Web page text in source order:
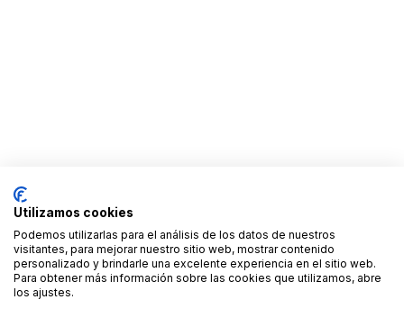
Utilizamos cookies
Podemos utilizarlas para el análisis de los datos de nuestros
visitantes, para mejorar nuestro sitio web, mostrar contenido
personalizado y brindarle una excelente experiencia en el sitio web.
Para obtener más información sobre las cookies que utilizamos, abre
los ajustes.